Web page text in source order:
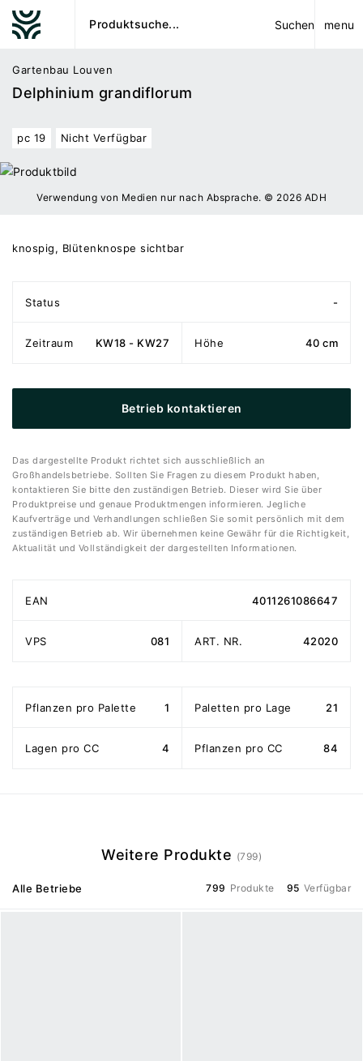
Suchen menu
Gartenbau Louven
Delphinium grandiflorum
pc 19 Nicht Verfügbar
Verwendung von Medien nur nach Absprache. © 2026 ADH
knospig, Blütenknospe sichtbar
Status -
Zeitraum KW18 - KW27 Höhe 40 cm
Betrieb kontaktieren
Das dargestellte Produkt richtet sich ausschließlich an
Großhandelsbetriebe. Sollten Sie Fragen zu diesem Produkt haben,
kontaktieren Sie bitte den zuständigen Betrieb. Dieser wird Sie über
Produktpreise und genaue Produktmengen informieren. Jegliche
Kaufverträge und Verhandlungen schließen Sie somit persönlich mit dem
zuständigen Betrieb ab. Wir übernehmen keine Gewähr für die Richtigkeit,
Aktualität und Vollständigkeit der dargestellten Informationen.
EAN 4011261086647
VPS 081 ART. NR. 42020
Pflanzen pro Palette 1 Paletten pro Lage 21
Lagen pro CC 4 Pflanzen pro CC 84
Weitere Produkte (799)
Alle Betriebe 799 Produkte 95 Verfügbar